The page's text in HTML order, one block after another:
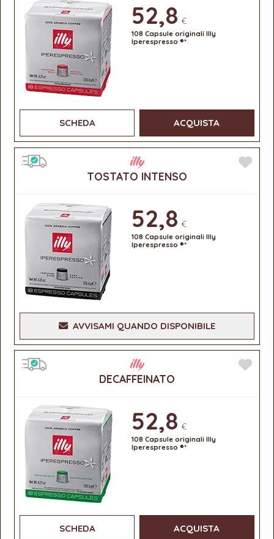
52,8 €
108 Capsule originali Illy
Iperespresso ®*
SCHEDA ACQUISTA
TOSTATO INTENSO
52,8 €
108 Capsule originali Illy
Iperespresso ®*
AVVISAMI QUANDO DISPONIBILE
DECAFFEINATO
52,8 €
108 Capsule originali Illy
Iperespresso ®*
SCHEDA ACQUISTA